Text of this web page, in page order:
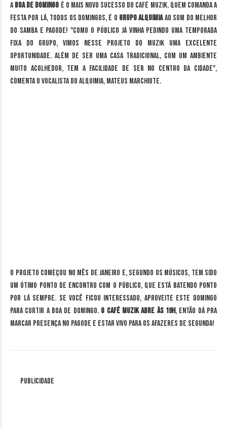
ABoa de Domingo é o mais novo sucesso do Café Muzik. Quem comanda a
festa por lá, todos os domingos, é o Grupo Alquimiaao som do melhor
do samba e pagode! "Como o público já vinha pedindo uma temporada
fixa do grupo, vimos nesse projeto do Muzik uma excelente
oportunidade. Além de ser uma casa tradicional, com um ambiente
muito acolhedor, tem a facilidade de ser no centro da cidade",
comenta o vocalista do Alquimia, Mateus Marchiote.
O projeto começou no mês de janeiro e, segundo os músicos, tem sido
um ótimo ponto de encontro com o público, que está batendo ponto
por lá sempre. Se você ficou interessado, aproveite este domingo
para curtir A Boa de Domingo. O Café Muzik abre às 19h, então dá pra
marcar presença no pagode e estar vivo para os afazeres de segunda!
Publicidade